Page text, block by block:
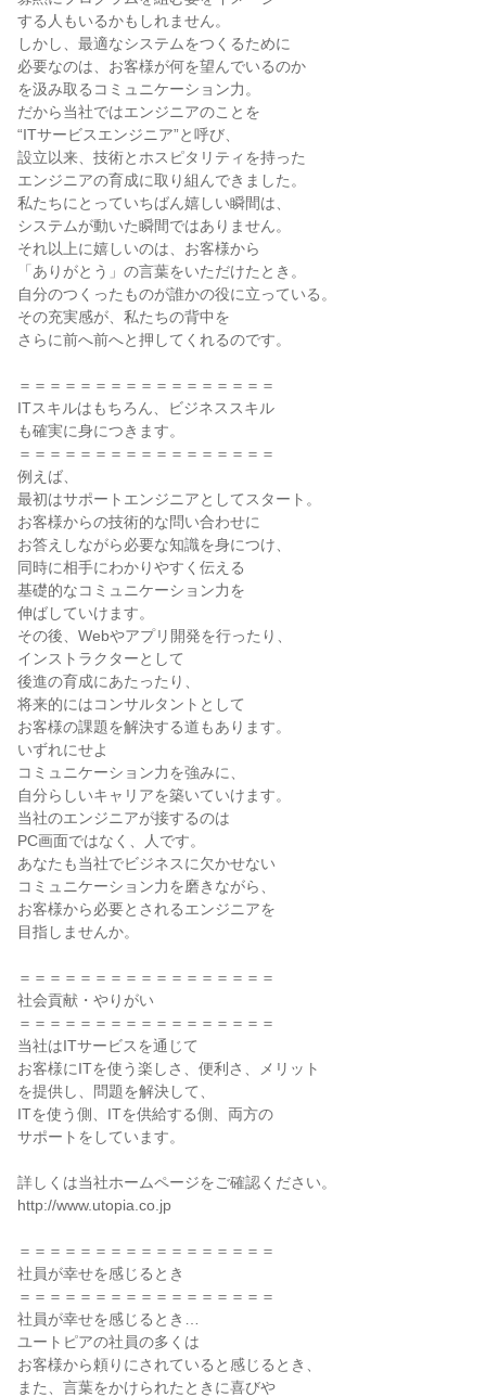
する人もいるかもしれません。
しかし、最適なシステムをつくるために
必要なのは、お客様が何を望んでいるのか
を汲み取るコミュニケーション力。
だから当社ではエンジニアのことを
“ITサービスエンジニア”と呼び、
設立以来、技術とホスピタリティを持った
エンジニアの育成に取り組んできました。
私たちにとっていちばん嬉しい瞬間は、
システムが動いた瞬間ではありません。
それ以上に嬉しいのは、お客様から
「ありがとう」の言葉をいただけたとき。
自分のつくったものが誰かの役に立っている。
その充実感が、私たちの背中を
さらに前へ前へと押してくれるのです。
＝＝＝＝＝＝＝＝＝＝＝＝＝＝＝＝＝
ITスキルはもちろん、ビジネススキル
も確実に身につきます。
＝＝＝＝＝＝＝＝＝＝＝＝＝＝＝＝＝
例えば、
最初はサポートエンジニアとしてスタート。
お客様からの技術的な問い合わせに
お答えしながら必要な知識を身につけ、
同時に相手にわかりやすく伝える
基礎的なコミュニケーション力を
伸ばしていけます。
その後、Webやアプリ開発を行ったり、
インストラクターとして
後進の育成にあたったり、
将来的にはコンサルタントとして
お客様の課題を解決する道もあります。
いずれにせよ
コミュニケーション力を強みに、
自分らしいキャリアを築いていけます。
当社のエンジニアが接するのは
PC画面ではなく、人です。
あなたも当社でビジネスに欠かせない
コミュニケーション力を磨きながら、
お客様から必要とされるエンジニアを
目指しませんか。
＝＝＝＝＝＝＝＝＝＝＝＝＝＝＝＝＝
社会貢献・やりがい
＝＝＝＝＝＝＝＝＝＝＝＝＝＝＝＝＝
当社はITサービスを通じて
お客様にITを使う楽しさ、便利さ、メリット
を提供し、問題を解決して、
ITを使う側、ITを供給する側、両方の
サポートをしています。
詳しくは当社ホームページをご確認ください。
http://www.utopia.co.jp
＝＝＝＝＝＝＝＝＝＝＝＝＝＝＝＝＝
社員が幸せを感じるとき
＝＝＝＝＝＝＝＝＝＝＝＝＝＝＝＝＝
社員が幸せを感じるとき…
ユートピアの社員の多くは
お客様から頼りにされていると感じるとき、
また、言葉をかけられたときに喜びや